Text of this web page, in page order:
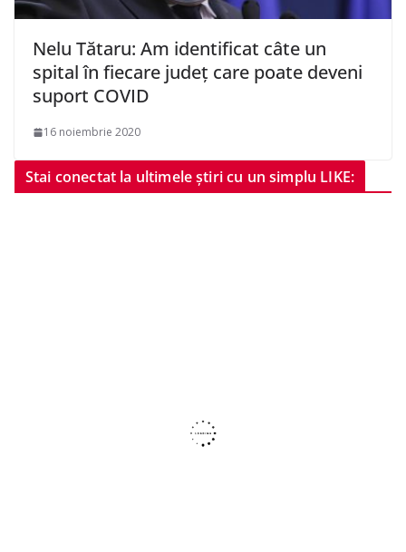
Nelu Tătaru: Am identificat câte un
spital în fiecare judeţ care poate deveni
suport COVID
16 noiembrie 2020
Stai conectat la ultimele știri cu un simplu LIKE: